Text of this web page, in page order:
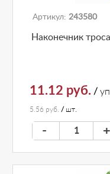
Артикул: 243580
Наконечник
11.12 руб. / уп.
5.56 руб. / шт.
- +